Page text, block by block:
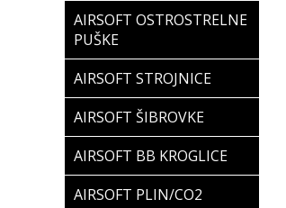
AIRSOFT OSTROSTRELNE
PUŠKE
AIRSOFT STROJNICE
AIRSOFT ŠIBROVKE
AIRSOFT BB KROGLICE
AIRSOFT PLIN/CO2